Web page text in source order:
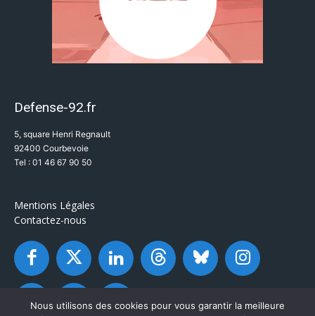
Defense-92.fr
5, square Henri Regnault
92400 Courbevoie
Tel : 01 46 67 90 50
Mentions Légales
Contactez-nous
Nous utilisons des cookies pour vous garantir la meilleure